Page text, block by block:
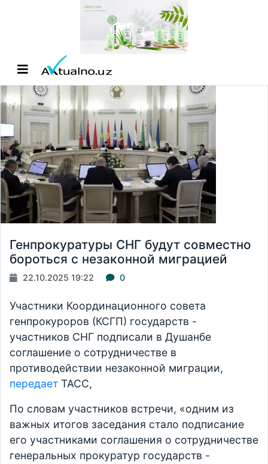
Генпрокуратуры СНГ будут совместно
бороться с незаконной миграцией
22.10.2025 19:22 0
Участники Координационного совета
генпрокуроров (КСГП) государств -
участников СНГ подписали в Душанбе
соглашение о сотрудничестве в
противодействии незаконной миграции,
передает ТАСС,
По словам участников встречи, «одним из
важных итогов заседания стало подписание
его участниками соглашения о сотрудничестве
генеральных прокуратур государств -